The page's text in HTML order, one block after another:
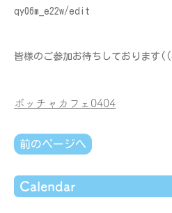
qy06m_e22w/edit
皆様のご参加お待ちしておりま
ボッチャカフェ0404
前のページへ
Calendar